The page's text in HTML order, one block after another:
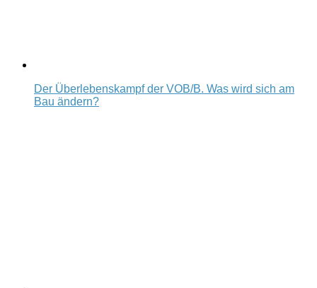
Der Überlebenskampf der VOB/B. Was wird sich am
Bau ändern?